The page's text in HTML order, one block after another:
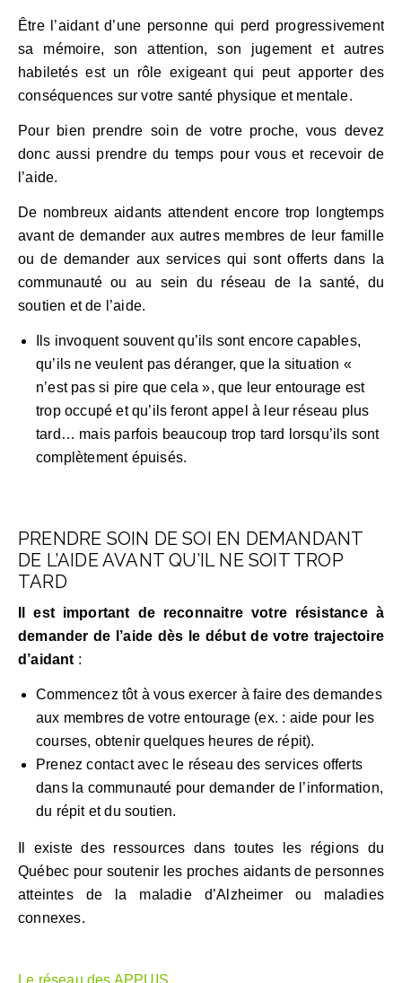
Être l’aidant d’une personne qui perd progressivement
sa mémoire, son attention, son jugement et autres
habiletés est un rôle exigeant qui peut apporter des
conséquences sur votre santé physique et mentale.
Pour bien prendre soin de votre proche, vous devez
donc aussi prendre du temps pour vous et recevoir de
l’aide.
De nombreux aidants attendent encore trop longtemps
avant de demander aux autres membres de leur famille
ou de demander aux services qui sont offerts dans la
communauté ou au sein du réseau de la santé, du
soutien et de l’aide.
Ils invoquent souvent qu’ils sont encore capables,
qu’ils ne veulent pas déranger, que la situation «
n’est pas si pire que cela », que leur entourage est
trop occupé et qu’ils feront appel à leur réseau plus
tard… mais parfois beaucoup trop tard lorsqu’ils sont
complètement épuisés.
PRENDRE SOIN DE SOI EN DEMANDANT
DE L’AIDE AVANT QU’IL NE SOIT TROP
TARD
Il est important de reconnaitre votre résistance à
demander de l’aide dès le début de votre trajectoire
d’aidant :
Commencez tôt à vous exercer à faire des demandes
aux membres de votre entourage (ex. : aide pour les
courses, obtenir quelques heures de répit).
Prenez contact avec le réseau des services offerts
dans la communauté pour demander de l’information,
du répit et du soutien.
Il existe des ressources dans toutes les régions du
Québec pour soutenir les proches aidants de personnes
atteintes de la maladie d’Alzheimer ou maladies
connexes.
Le réseau des APPUIS